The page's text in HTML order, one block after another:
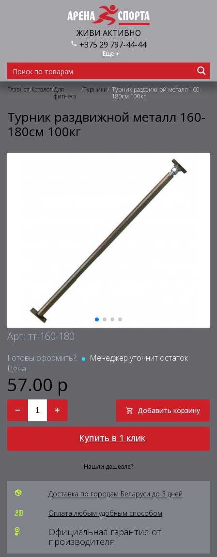
ЖИВИ АКТИВНО
+375 29 797-44-44
Еще
Главная/Каталог/Для
фитнеса
/Турники/ Турник раздвижной металл 160-
180см 100кг
Турник раздвижной металл 160-
180см 100кг
Арт: тт-160-180
Готовы оформить?:
Менеджер уточнит остаток
Цена:
57.00 р
− + Добавить корзину
Купить в 1 клик
Нашли дешевле?
Доставка по городам Беларуси до 3 дней
Оплата любым удобным способом
Официальная гарантия от
производителя